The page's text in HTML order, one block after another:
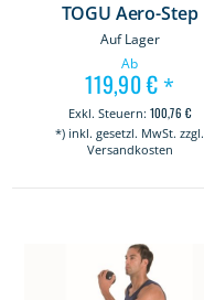
TOGU Aero-Step
Auf Lager
Ab
119,90 €*
100,76 €
*) inkl. gesetzl. MwSt. zzgl.
Versandkosten